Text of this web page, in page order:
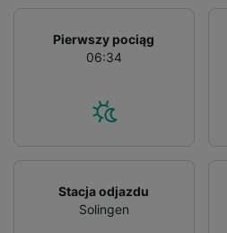
Pierwszy pociąg
06:34
Stacja odjazdu
Solingen